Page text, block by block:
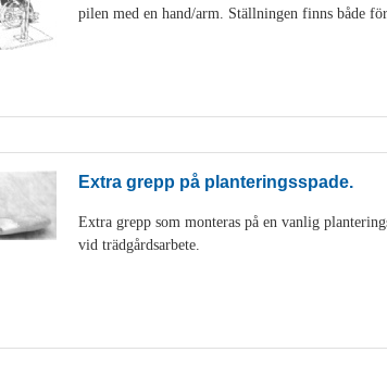
pilen med en hand/arm. Ställningen finns både
Extra grepp på planteringsspade.
Extra grepp som monteras på en vanlig
vid trädgårdsarbete.